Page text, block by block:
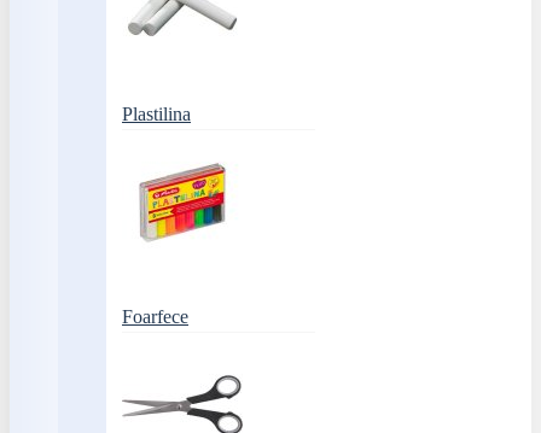
Plastilina
Foarfece